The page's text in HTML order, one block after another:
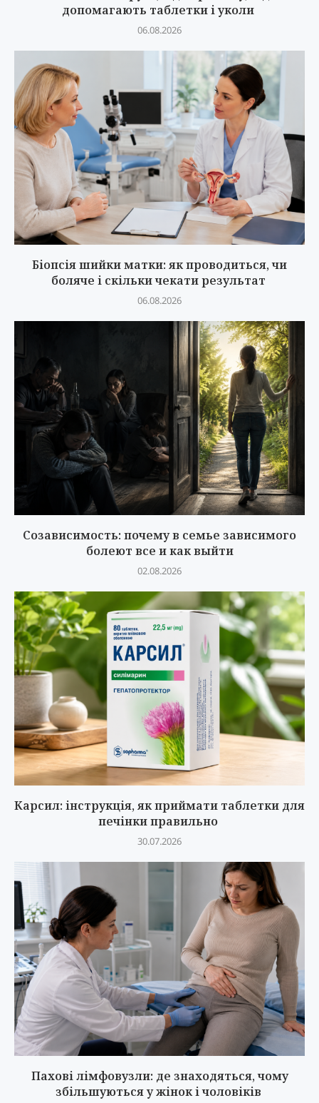
допомагають таблетки і уколи
06.08.2026
Біопсія шийки матки: як проводиться, чи
боляче і скільки чекати результат
06.08.2026
Созависимость: почему в семье зависимого
болеют все и как выйти
02.08.2026
Карсил: інструкція, як приймати таблетки для
печінки правильно
30.07.2026
Пахові лімфовузли: де знаходяться, чому
збільшуються у жінок і чоловіків